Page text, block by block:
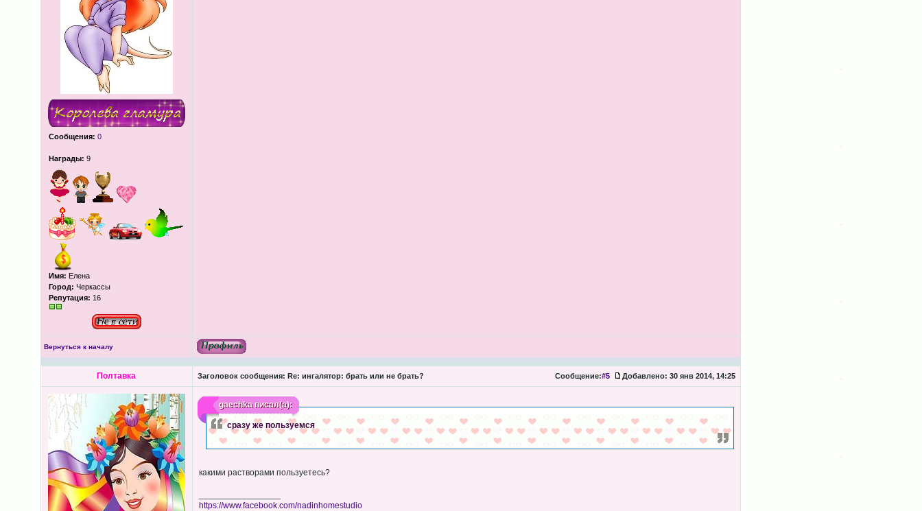
Сообщения: 0
Награды: 9
Имя: Елена
Город: Черкассы
Репутация: 16
Вернуться к началу
Полтавка Заголовок сообщения: Re: ингалятор: брать или не брать? Сообщение:#5 Добавлено: 30 янв 2014, 14:25
gaechkaписал(а):
сразу же пользуемся
какими растворами пользуетесь?
https://www.facebook.com/nadinhomestudio